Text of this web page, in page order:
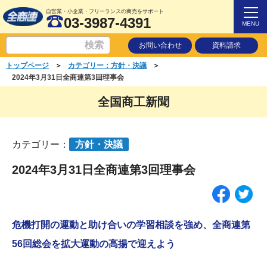
自営業・小企業・フリーランスの商売をサポート
03-3987-4391 MENU
お問い合わせ 資料請求
トップページ ＞ カテゴリー：方針・決議
＞
2024年3月31日全商連第3回理事会
全国商工新聞
カテゴリー： 方針・決議
2024年3月31日全商連第3回理事会
危機打開の運動と助け合いの学習相談を強め、全商連第
56回総会を拡大運動の高揚で迎えよう